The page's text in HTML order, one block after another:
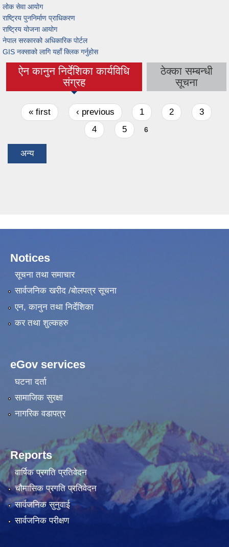
लोक सेवा आयोग
राष्ट्रिय पुननिर्माण प्राधिकरण
राष्ट्रिय योजना आयोग
नेपाल सरकारको अधिकारिक पोर्टल
GIS नक्साको लागि यहाँ क्लिक गर्नुहोस
ऐन कानुन निर्देशिका कार्यविधि
संग्रह
(active tab)
ठेक्का सम्बन्धी
सूचना
Pages
« first ‹ previous 1 2
3
4
5 6
अन्य
Notices
सूचना तथा समाचार
सार्वजनिक खरीद /बोलपत्र सूचना
एन, कानुन तथा निर्देशिका
कर तथा शुल्कहरु
eGov services
घटना दर्ता
सामाजिक सुरक्षा
नागरिक वडापत्र
Reports
वार्षिक प्रगति प्रतिवेदन
चौमासिक प्रगति प्रतिवेदन
सार्वजनिक सुनुवाई
सार्वजनिक परीक्षण